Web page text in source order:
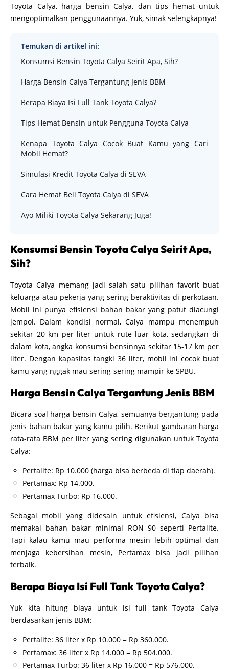
Toyota Calya, harga bensin Calya, dan tips hemat untuk
mengoptimalkan penggunaannya. Yuk, simak selengkapnya!
Temukan di artikel ini:
Konsumsi Bensin Toyota Calya Seirit Apa, Sih?
Harga Bensin Calya Tergantung Jenis BBM
Berapa Biaya Isi Full Tank Toyota Calya?
Tips Hemat Bensin untuk Pengguna Toyota Calya
Kenapa Toyota Calya Cocok Buat Kamu yang Cari
Mobil Hemat?
Simulasi Kredit Toyota Calya di SEVA
Cara Hemat Beli Toyota Calya di SEVA
Ayo Miliki Toyota Calya Sekarang Juga!
Konsumsi Bensin Toyota Calya Seirit Apa,
Sih?
Toyota Calya memang jadi salah satu pilihan favorit buat
keluarga atau pekerja yang sering beraktivitas di perkotaan.
Mobil ini punya efisiensi bahan bakar yang patut diacungi
jempol. Dalam kondisi normal, Calya mampu menempuh
sekitar 20 km per liter untuk rute luar kota, sedangkan di
dalam kota, angka konsumsi bensinnya sekitar 15-17 km per
liter. Dengan kapasitas tangki 36 liter, mobil ini cocok buat
kamu yang nggak mau sering-sering mampir ke SPBU.
Harga Bensin Calya Tergantung Jenis BBM
Bicara soal harga bensin Calya, semuanya bergantung pada
jenis bahan bakar yang kamu pilih. Berikut gambaran harga
rata-rata BBM per liter yang sering digunakan untuk Toyota
Calya:
Pertalite: Rp 10.000 (harga bisa berbeda di tiap daerah).
Pertamax: Rp 14.000.
Pertamax Turbo: Rp 16.000.
Sebagai mobil yang didesain untuk efisiensi, Calya bisa
memakai bahan bakar minimal RON 90 seperti Pertalite.
Tapi kalau kamu mau performa mesin lebih optimal dan
menjaga kebersihan mesin, Pertamax bisa jadi pilihan
terbaik.
Berapa Biaya Isi Full Tank Toyota Calya?
Yuk kita hitung biaya untuk isi full tank Toyota Calya
berdasarkan jenis BBM:
Pertalite: 36 liter x Rp 10.000 = Rp 360.000.
Pertamax: 36 liter x Rp 14.000 = Rp 504.000.
Pertamax Turbo: 36 liter x Rp 16.000 = Rp 576.000.